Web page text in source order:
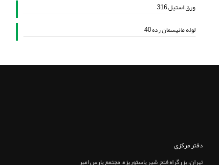
ورق استیل 316
لوله مانیسمان رده 40
دفتر مرکزی
تهران، بزرگراه فتح, شير پاستوريزه، مجتمع پارس امير